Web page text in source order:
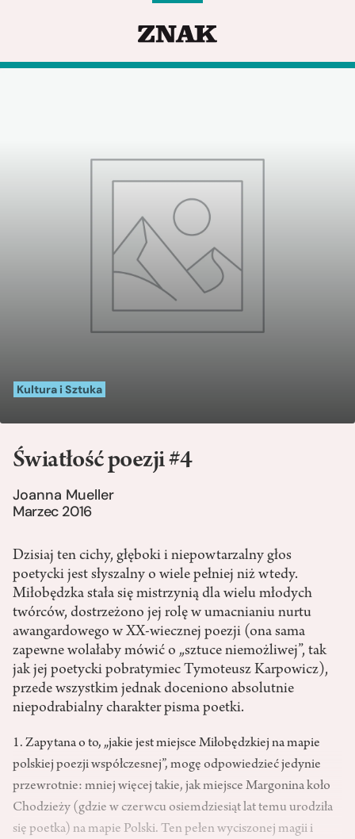
Kultura i Sztuka
Światłość poezji #4
Joanna Mueller
Marzec 2016
Dzisiaj ten cichy, głęboki i niepowtarzalny głos
poetycki jest słyszalny o wiele pełniej niż wtedy.
Miłobędzka stała się mistrzynią dla wielu młodych
twórców, dostrzeżono jej rolę w umacnianiu nurtu
awangardowego w XX-wiecznej poezji (ona sama
zapewne wolałaby mówić o „sztuce niemożliwej”, tak
jak jej poetycki pobratymiec Tymoteusz Karpowicz),
przede wszystkim jednak doceniono absolutnie
niepodrabialny charakter pisma poetki.
1. Zapytana o to, „jakie jest miejsce Miłobędzkiej na mapie
polskiej poezji współczesnej”, mogę odpowiedzieć jedynie
przewrotnie: mniej więcej takie, jak miejsce Margonina koło
Chodzieży (gdzie w czerwcu osiemdziesiąt lat temu urodziła
się poetka) na mapie Polski. Ten pełen wyciszonej magii i